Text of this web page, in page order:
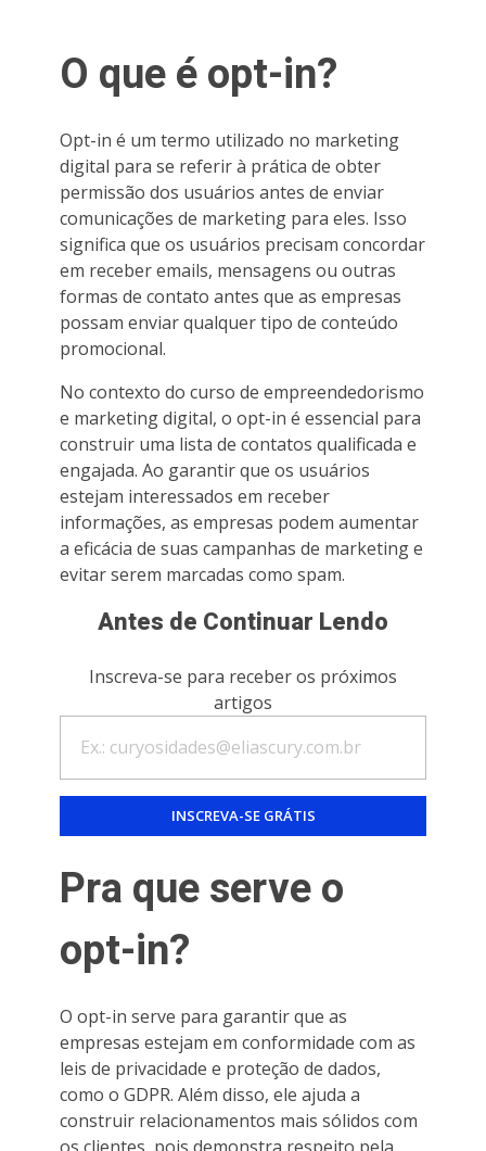
O que é opt-in?
Opt-in é um termo utilizado no marketing
digital para se referir à prática de obter
permissão dos usuários antes de enviar
comunicações de marketing para eles. Isso
significa que os usuários precisam concordar
em receber emails, mensagens ou outras
formas de contato antes que as empresas
possam enviar qualquer tipo de conteúdo
promocional.
No contexto do curso de empreendedorismo
e marketing digital, o opt-in é essencial para
construir uma lista de contatos qualificada e
engajada. Ao garantir que os usuários
estejam interessados ​​em receber
informações, as empresas podem aumentar
a eficácia de suas campanhas de marketing e
evitar serem marcadas como spam.
Antes de Continuar Lendo
Inscreva-se para receber os próximos
artigos
Pra que serve o
opt-in?
O opt-in serve para garantir que as
empresas estejam em conformidade com as
leis de privacidade e proteção de dados,
como o GDPR. Além disso, ele ajuda a
construir relacionamentos mais sólidos com